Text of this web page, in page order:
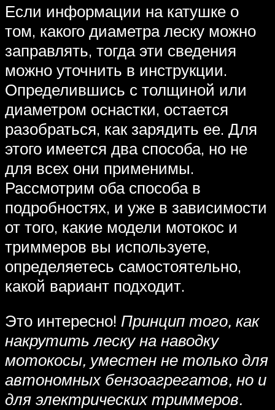
Если информации на катушке о
том, какого диаметра леску можно
заправлять, тогда эти сведения
можно уточнить в инструкции.
Определившись с толщиной или
диаметром оснастки, остается
разобраться, как зарядить ее. Для
этого имеется два способа, но не
для всех они применимы.
Рассмотрим оба способа в
подробностях, и уже в зависимости
от того, какие модели мотокос и
триммеров вы используете,
определяетесь самостоятельно,
какой вариант подходит.
Это интересно! Принцип того, как
накрутить леску на наводку
мотокосы, уместен не только для
автономных бензоагрегатов, но и
для электрических триммеров.